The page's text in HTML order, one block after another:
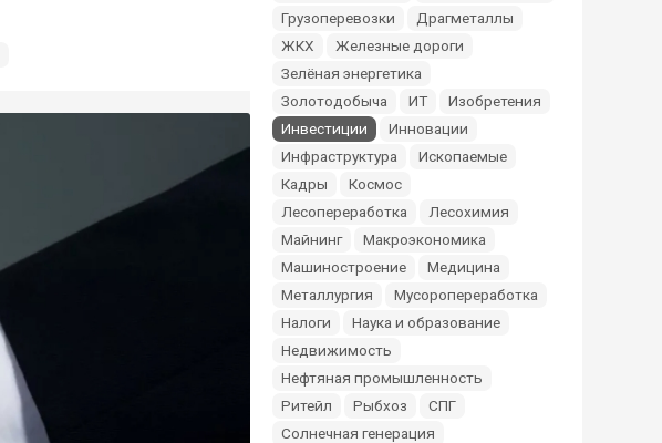
Грузоперевозки
Драгметаллы
ЖКХ
Железные дороги
Зелёная энергетика
Золотодобыча
ИТ
Изобретения
Инвестиции
Инновации
Инфраструктура
Ископаемые
Кадры
Космос
Лесопереработка
Лесохимия
Майнинг
Макроэкономика
Машиностроение
Медицина
Металлургия
Мусоропереработка
Налоги
Наука и образование
Недвижимость
Нефтяная промышленность
Ритейл
Рыбхоз
СПГ
Солнечная генерация